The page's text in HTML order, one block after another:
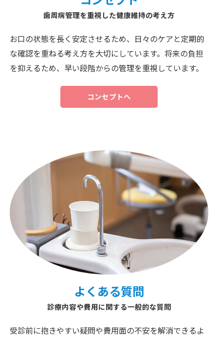
歯周病管理を重視した健康維持の考え方
お口の状態を長く安定させるため、日々のケアと定期的
な確認を重ねる考え方を大切にしています。将来の負担
を抑えるため、早い段階からの管理を重視しています。
コンセプトへ
よくある質問
診療内容や費用に関する一般的な質問
受診前に抱きやすい疑問や費用面の不安を解消できるよ